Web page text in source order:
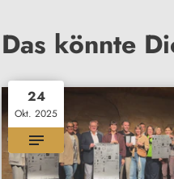
Das könnte
24
Okt. 2025